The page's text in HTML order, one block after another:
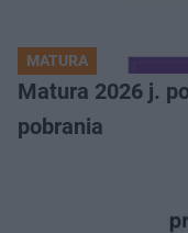
MATURA
Matura 2026 j.
pobrania